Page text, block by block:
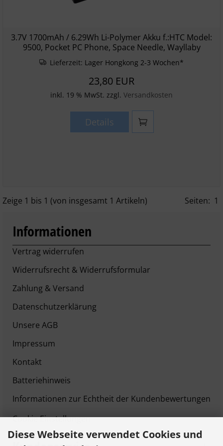
3.7V 1700mAh / 6.29Wh Li-Polymer Akku f.:HTC Model:
9500, Pocket PC Phone, Space Needle, Wayllaby
Lieferzeit: Lager Hongkong 2-3 Wochen*
23,80 EUR
inkl. 19 % MwSt. zzgl. Versandkosten
Details
Zeige 1 bis 1 (von insgesamt 1 Artikeln) Seiten: 1
Informationen
Vertrag widerrufen
Widerrufsrecht & Widerrufsformular
Zahlung & Versand
Datenschutzerklärung
Unsere AGB
Impressum
Kontakt
Batteriehinweis
Informationen zur Echtheit der Kundenbewertungen
Cookie Einstellungen
Diese Webseite verwendet Cookies und